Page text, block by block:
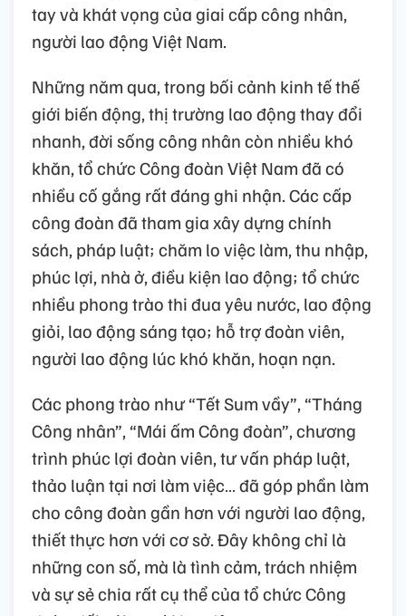
tay và khát vọng của giai cấp công nhân,
người lao động Việt Nam.
Những năm qua, trong bối cảnh kinh tế thế
giới biến động, thị trường lao động thay đổi
nhanh, đời sống công nhân còn nhiều khó
khăn, tổ chức Công đoàn Việt Nam đã có
nhiều cố gắng rất đáng ghi nhận. Các cấp
công đoàn đã tham gia xây dựng chính
sách, pháp luật; chăm lo việc làm, thu nhập,
phúc lợi, nhà ở, điều kiện lao động; tổ chức
nhiều phong trào thi đua yêu nước, lao động
giỏi, lao động sáng tạo; hỗ trợ đoàn viên,
người lao động lúc khó khăn, hoạn nạn.
Các phong trào như “Tết Sum vầy”, “Tháng
Công nhân”, “Mái ấm Công đoàn”, chương
trình phúc lợi đoàn viên, tư vấn pháp luật,
thảo luận tại nơi làm việc… đã góp phần làm
cho công đoàn gần hơn với người lao động,
thiết thực hơn với cơ sở. Đây không chỉ là
những con số, mà là tình cảm, trách nhiệm
và sự sẻ chia rất cụ thể của tổ chức Công